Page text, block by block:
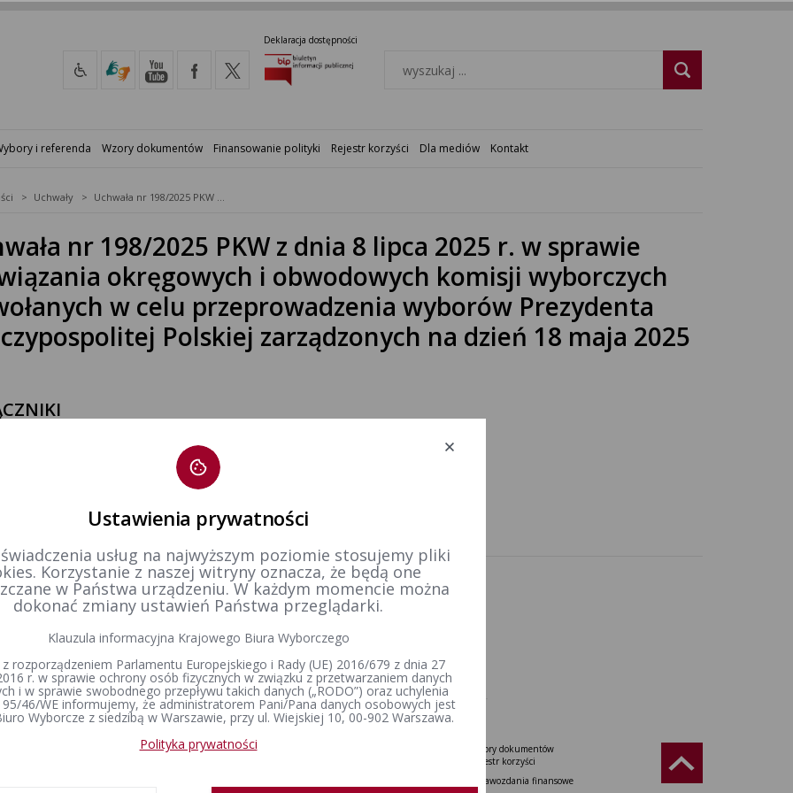
Deklaracja dostępności
i referenda Wzory dokumentów Finansowanie polityki Rejestr korzyści Dla mediów Kontakt
Uchwały
nr 198/2025 PKW z dnia 8 lipca 2025 r. w sprawie
okręgowych i obwodowych komisji wyborczych
w celu przeprowadzenia wyborów Prezydenta
Polskiej zarządzonych na dzień 18 maja 2025
nr 198/2025 PKW z dnia 8 lipca 2025 r. w sprawie
okręgowych i obwodowych komisji wyborczych
w celu przeprowadzenia wyborów Prezydenta
Polskiej zarządzonych na dzień 18 maja 2025 r.
08-07-2025 18:40
Patrycja Foryt
Prawo wyborcze
Wzory dokumentów
Rejestr korzyści
Sprawozdania finansowe
Ustawienia prywatności
usług na najwyższym poziomie stosujemy pliki
Korzystanie z naszej witryny oznacza, że będą one
w Państwa urządzeniu. W każdym momencie można
dokonać zmiany ustawień Państwa przeglądarki.
Klauzula informacyjna Krajowego Biura Wyborczego
rozporządzeniem Parlamentu Europejskiego i Rady (UE) 2016/679 z dnia 27
r. w sprawie ochrony osób fizycznych w związku z przetwarzaniem danych
i w sprawie swobodnego przepływu takich danych („RODO”) oraz uchylenia
46/WE informujemy, że administratorem Pani/Pana danych osobowych jest
Wyborcze z siedzibą w Warszawie, przy ul. Wiejskiej 10, 00-902 Warszawa.
Polityka prywatności